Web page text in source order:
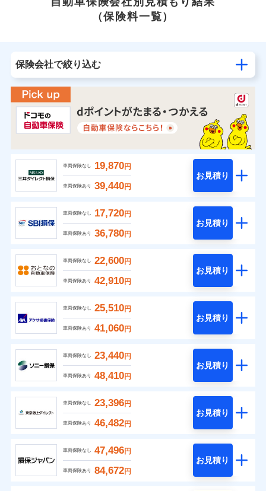
（保険料一覧）
保険会社で絞り込む
車両保険なし 19,870円
車両保険あり 39,440円
お見積り
車両保険なし 17,720円
車両保険あり 36,780円
お見積り
車両保険なし 22,600円
車両保険あり 42,910円
お見積り
車両保険なし 25,510円
車両保険あり 41,060円
お見積り
車両保険なし 23,440円
車両保険あり 48,410円
お見積り
車両保険なし 23,396円
車両保険あり 46,482円
お見積り
車両保険なし 47,496円
車両保険あり 84,672円
お見積り